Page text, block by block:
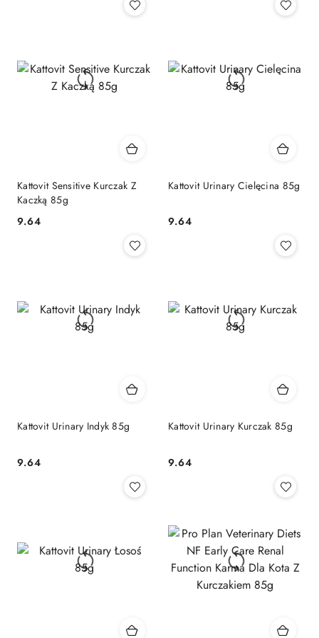
Kattovit Sensitive Kurczak Z
Kaczką 85g
Cena:
9.64
Kattovit Urinary Cielęcina 85g
Cena:
9.64
Kattovit Urinary Indyk 85g
Cena:
9.64
Kattovit Urinary Kurczak 85g
Cena:
9.64